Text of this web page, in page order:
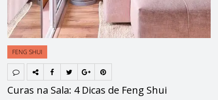
FENG SHUI
Curas na Sala: 4 Dicas de Feng Shui